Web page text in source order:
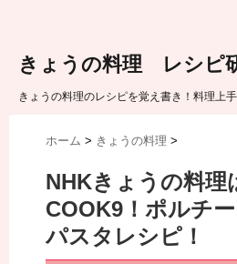
きょうの料理 レシピ
きょうの料理のレシピを覚え書き！料理上
ホーム > きょうの料理 >
NHKきょうの料理
COOK9！ポルチ
パスタレシピ！